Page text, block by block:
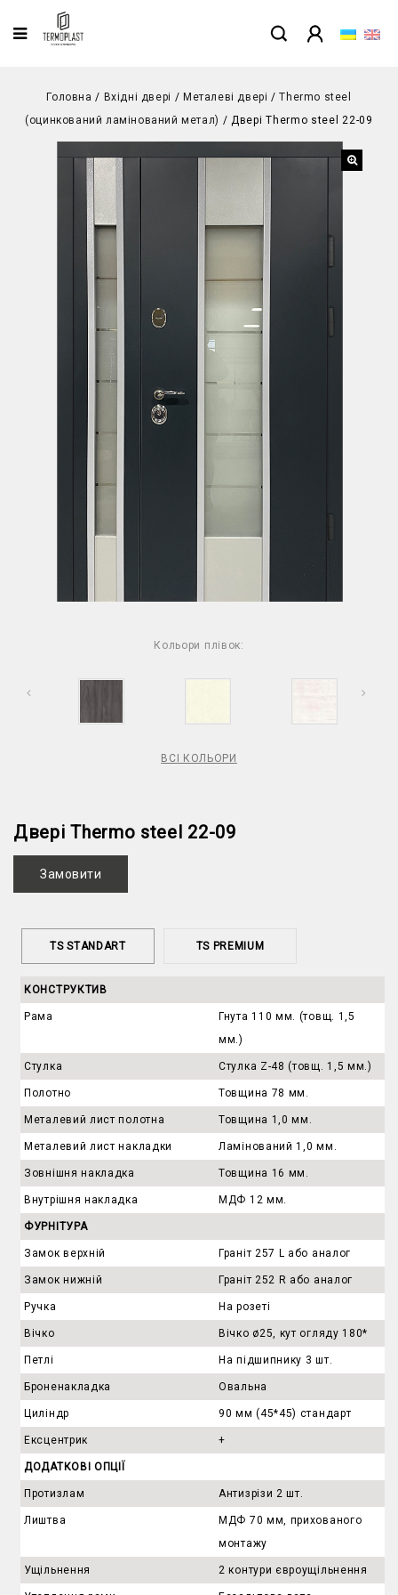
Головна / Вхідні двері / Металеві двері /Thermo steel
(оцинкований ламінований метал) / Двері Thermo steel 22-09
Кольори плівок:
ВСІ КОЛЬОРИ
Двері Thermo steel 22-09
Замовити
TS STANDART TS PREMIUM
КОНСТРУКТИВ
Рама
Гнута 110 мм. (товщ. 1,5
мм.)
Стулка Стулка Z-48 (товщ. 1,5 мм.)
Полотно Товщина 78 мм.
Металевий лист полотна Товщина 1,0 мм.
Металевий лист накладки Ламінований 1,0 мм.
Зовнішня накладка Товщина 16 мм.
Внутрішня накладка МДФ 12 мм.
ФУРНІТУРА
Замок верхній Граніт 257 L або аналог
Замок нижній Граніт 252 R або аналог
Ручка На розеті
Вічко Вічко ø25, кут огляду 180*
Петлі На підшипнику 3 шт.
Броненакладка Овальна
Циліндр 90 мм (45*45) стандарт
Ексцентрик +
ДОДАТКОВІ ОПЦІЇ
Протизлам Антизрізи 2 шт.
Лиштва
МДФ 70 мм, прихованого
монтажу
Ущільнення 2 контури євроущільнення